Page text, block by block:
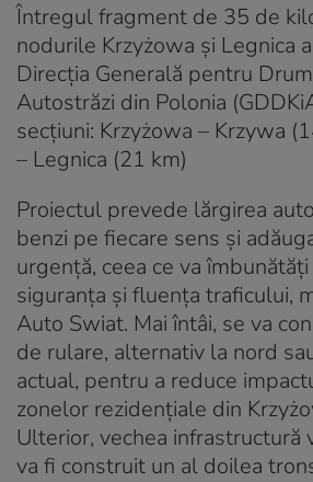
Întregul fragment de 35 de
nodurile Krzyżowa și Legnica
Direcția Generală pentru
Autostrăzi din Polonia
secțiuni: Krzyżowa – Krzywa
– Legnica (21 km)
Proiectul prevede lărgirea
benzi pe fiecare sens și
urgență, ceea ce va
siguranța și fluența traficului,
Auto Swiat. Mai întâi, se va
de rulare, alternativ la nord
actual, pentru a reduce
zonelor rezidențiale din
Ulterior, vechea infrastructură
va fi construit un al doilea